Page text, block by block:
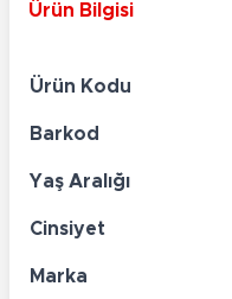
Ürün Bilgisi
Ürün Kodu
Barkod
Yaş Aralığı
Cinsiyet
Marka